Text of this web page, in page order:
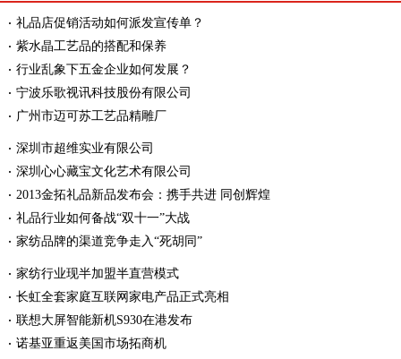
礼品店促销活动如何派发宣传单？
紫水晶工艺品的搭配和保养
行业乱象下五金企业如何发展？
宁波乐歌视讯科技股份有限公司
广州市迈可苏工艺品精雕厂
深圳市超维实业有限公司
深圳心心藏宝文化艺术有限公司
2013金拓礼品新品发布会：携手共进 同创辉煌
礼品行业如何备战“双十一”大战
家纺品牌的渠道竞争走入“死胡同”
家纺行业现半加盟半直营模式
长虹全套家庭互联网家电产品正式亮相
联想大屏智能新机S930在港发布
诺基亚重返美国市场拓商机